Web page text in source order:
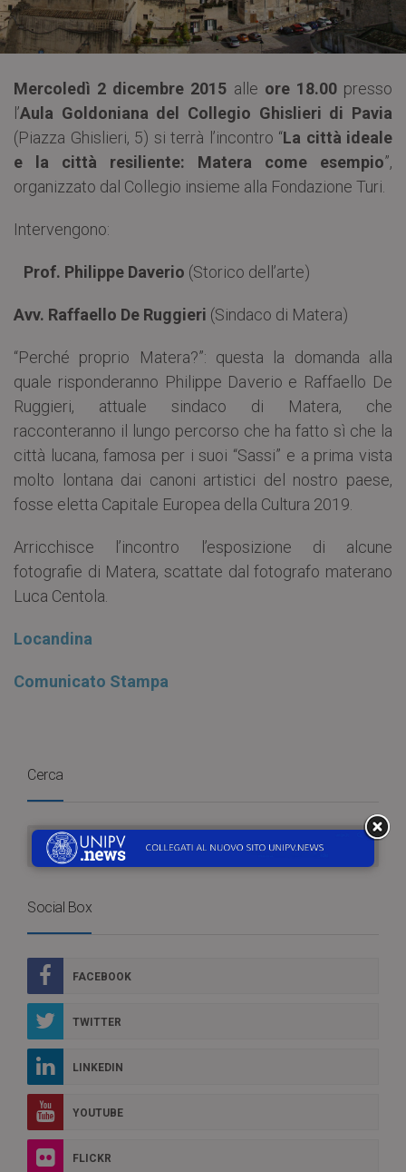
Mercoledì 2 dicembre 2015 alle ore 18.00presso
l’Aula Goldoniana del Collegio Ghislieri di Pavia
(Piazza Ghislieri, 5) si terrà l’incontro “La città ideale
e la città resiliente: Matera come esempio”,
organizzato dal Collegio insieme alla Fondazione Turi.
Intervengono:
Prof. Philippe Daverio (Storico dell’arte)
Avv. Raffaello De Ruggieri (Sindaco di Matera)
“Perché proprio Matera?”: questa la domanda alla
quale risponderanno Philippe Daverio e Raffaello De
Ruggieri, attuale sindaco di Matera, che
racconteranno il lungo percorso che ha fatto sì che la
città lucana, famosa per i suoi “Sassi” e a prima vista
molto lontana dai canoni artistici del nostro paese,
fosse eletta Capitale Europea della Cultura 2019.
Arricchisce l’incontro l’esposizione di alcune
fotografie di Matera, scattate dal fotografo materano
Luca Centola.
Locandina
Comunicato Stampa
Cerca
Social Box
FACEBOOK
TWITTER
LINKEDIN
YOUTUBE
FLICKR